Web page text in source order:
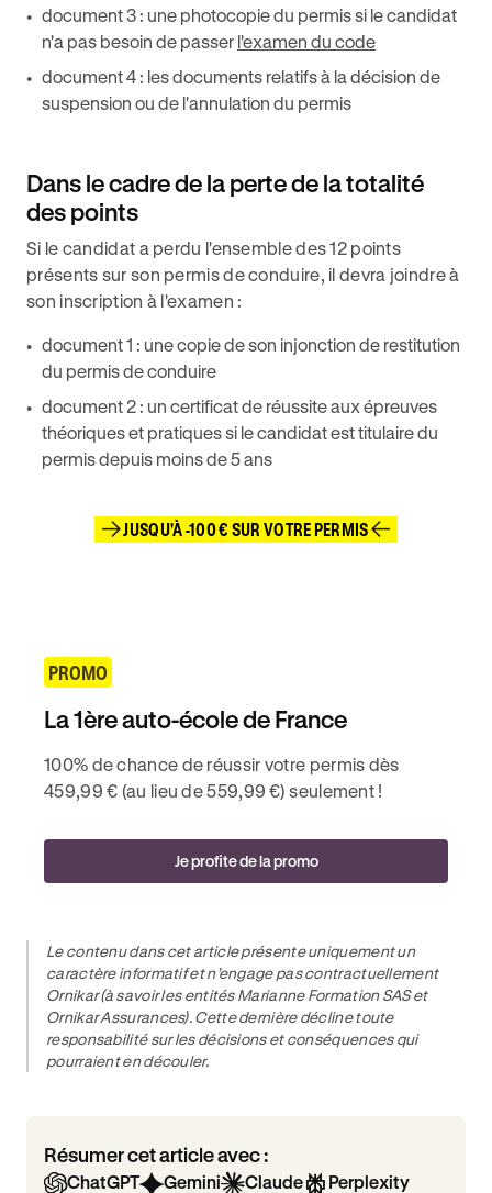
document 3 : une photocopie du permis si le candidat
n'a pas besoin de passer l'examen du code
document 4 : les documents relatifs à la décision de
suspension ou de l'annulation du permis
Dans le cadre de la perte de la totalité
des points
Si le candidat a perdu l'ensemble des 12 points
présents sur son permis de conduire, il devra joindre à
son inscription à l'examen :
document 1 : une copie de son injonction de restitution
du permis de conduire
document 2 : un certificat de réussite aux épreuves
théoriques et pratiques si le candidat est titulaire du
permis depuis moins de 5 ans
JUSQU'À -100 € SUR VOTRE PERMIS
PROMO
La 1ère auto-école de France
100% de chance de réussir votre permis dès
459,99 € (au lieu de 559,99 €) seulement !
Je profite de la promo
Le contenu dans cet article présente uniquement un
caractère informatif et n’engage pas contractuellement
Ornikar (à savoir les entités Marianne Formation SAS et
Ornikar Assurances). Cette dernière décline toute
responsabilité sur les décisions et conséquences qui
pourraient en découler.
Résumer cet article avec :
ChatGPT Gemini Claude Perplexity